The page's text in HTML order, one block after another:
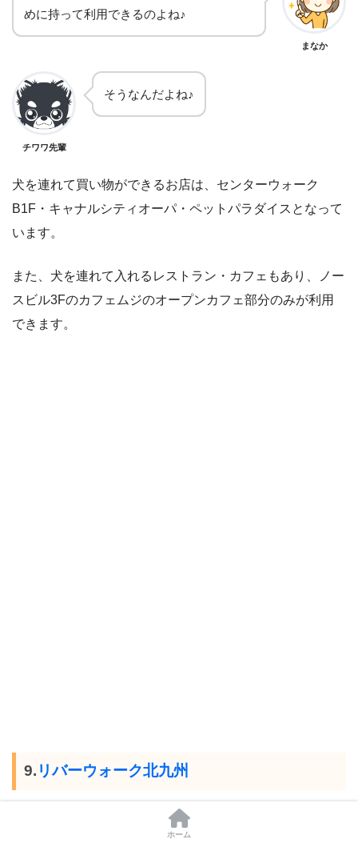
めに持って利用できるのよね♪
まなか
チワワ先輩
そうなんだよね♪
犬を連れて買い物ができるお店は、センターウォーク
B1F・キャナルシティオーパ・ペットパラダイスとなって
います。
また、犬を連れて入れるレストラン・カフェもあり、ノー
スビル3Fのカフェムジのオープンカフェ部分のみが利用
できます。
9. リバーウォーク北九州
場所:福岡県北九州市小倉北区室町1-1
ホーム